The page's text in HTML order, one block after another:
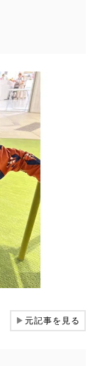
▶元記事を見る